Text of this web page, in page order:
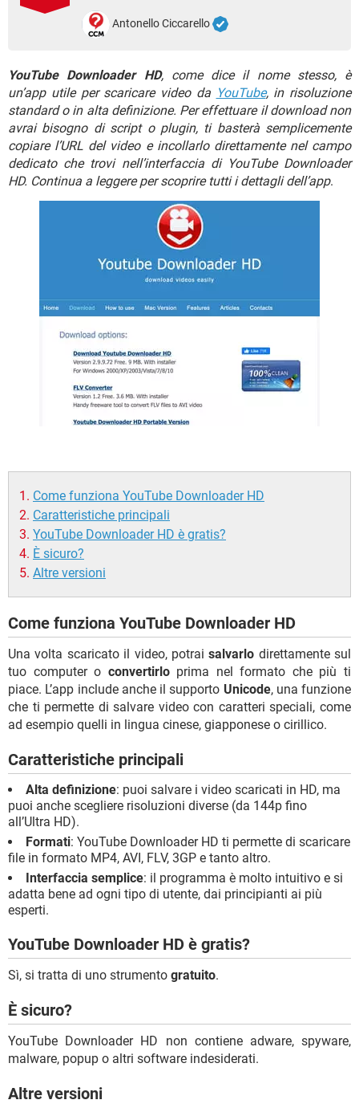
TIKTOK
Antonello Ciccarello
YouTube Downloader HD, come dice il nome stesso, è
un’app utile per scaricare video da YouTube, in risoluzione
standard o in alta definizione. Per effettuare il download non
avrai bisogno di script o plugin, ti basterà semplicemente
copiare l’URL del video e incollarlo direttamente nel campo
dedicato che trovi nell’interfaccia di YouTube Downloader
HD. Continua a leggere per scoprire tutti i dettagli dell’app.
Come funziona YouTube Downloader HD
Caratteristiche principali
YouTube Downloader HD è gratis?
È sicuro?
Altre versioni
Come funziona YouTube Downloader HD
Una volta scaricato il video, potraisalvarlo direttamente sul
tuo computer o convertirloprima nel formato che più ti
piace. L’app include anche il supporto Unicode, una funzione
che ti permette di salvare video con caratteri speciali, come
ad esempio quelli in lingua cinese, giapponese o cirillico.
Caratteristiche principali
Alta definizione: puoi salvare i video scaricati in HD, ma
puoi anche scegliere risoluzioni diverse (da 144p fino
all’Ultra HD).
Formati: YouTube Downloader HD ti permette di scaricare
file in formato MP4, AVI, FLV, 3GP e tanto altro.
Interfaccia semplice: il programma è molto intuitivo e si
adatta bene ad ogni tipo di utente, dai principianti ai più
esperti.
YouTube Downloader HD è gratis?
Sì, si tratta di uno strumento gratuito.
È sicuro?
YouTube Downloader HD non contiene adware, spyware,
malware, popup o altri software indesiderati.
Altre versioni